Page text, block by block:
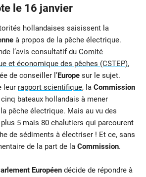
le 16 janvier
hollandaises saisissent la
à propos de la pêche électrique.
l’avis consultatif du Comité
et économique des pêches (CSTEP),
de conseiller l’Europe sur le sujet.
leur rapport scientifique, la Commission
bateaux hollandais à mener
pêche électrique. Mais au vu des
5 mais 80 chalutiers qui parcourent
de sédiments à électriser ! Et ce, sans
de la part de la Commission.
Européen décide de répondre à